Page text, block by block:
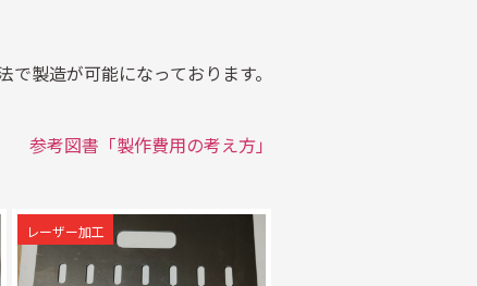
製造が可能になっております。
参考図書「製作費用の考え方」
レーザー加工